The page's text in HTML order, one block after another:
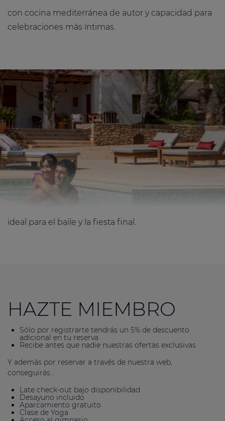
con cocina mediterránea de autor y capacidad para
celebraciones más íntimas.
ideal para el baile y la fiesta final.
HAZTE MIEMBRO
Sólo por registrarte tendrás un 5% de descuento
adicional en tu reserva
Recibe antes que nadie nuestras ofertas exclusivas
Y además por reservar a través de nuestra web,
conseguirás...
Late check-out bajo disponibilidad
Desayuno incluido
Aparcamiento gratuito
Clase de Yoga